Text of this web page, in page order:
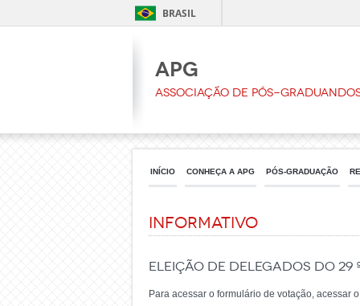
BRASIL
APG
Associação de Pós-
INÍCIO CONHEÇA A APG PÓS-GRADUAÇÃO
Informativo
Eleição de delegados do 29 º
Para acessar o formulário de votação, acessar